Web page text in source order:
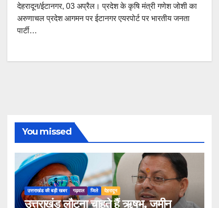
देहरादून/ईटानगर, 03 अप्रैल। प्रदेश के कृषि मंत्री गणेश जोशी का
अरुणाचल प्रदेश आगमन पर ईटानगर एयरपोर्ट पर भारतीय जनता
पार्टी…
You missed
उत्तराखंड की बड़ी खबर गढ़वाल जिले देहरादून
उत्तराखंड लौटना चाहते हैं ऋषभ, जमीन